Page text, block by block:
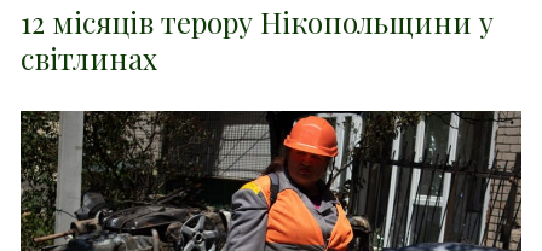
12 місяців терору Нікопольщини у
світлинах